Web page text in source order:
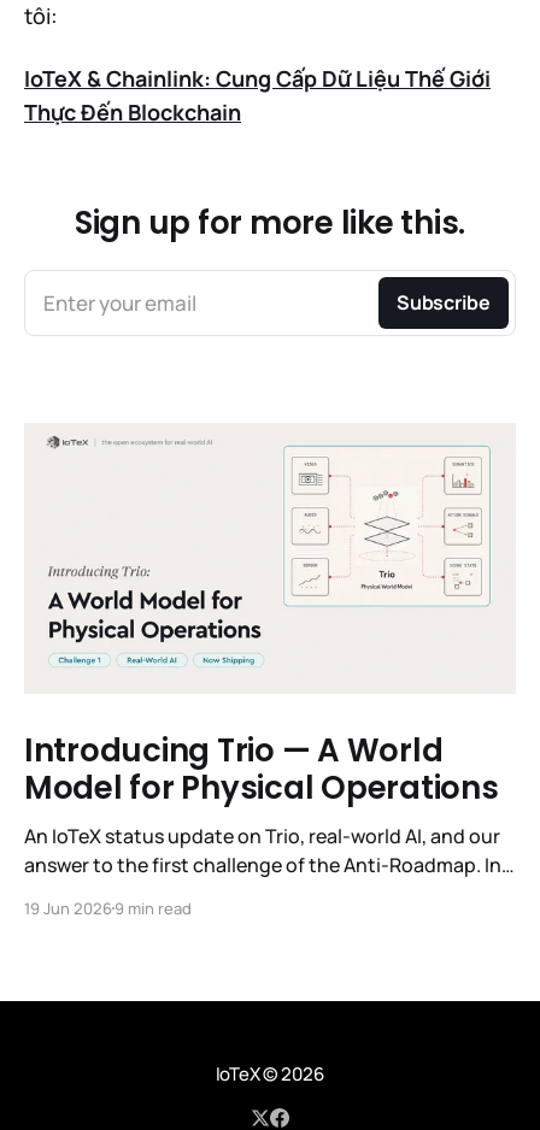
tôi:
IoTeX & Chainlink: Cung Cấp Dữ Liệu Thế Giới
Thực Đến Blockchain
Sign up for more like this.
Enter your email Subscribe
Introducing Trio — A World
Model for Physical Operations
An IoTeX status update on Trio, real-world AI, and our
answer to the first challenge of the Anti-Roadmap. In
three challenges instead of a timeline. Challenge 1 was
19 Jun 20269 min read
IoTeX© 2026